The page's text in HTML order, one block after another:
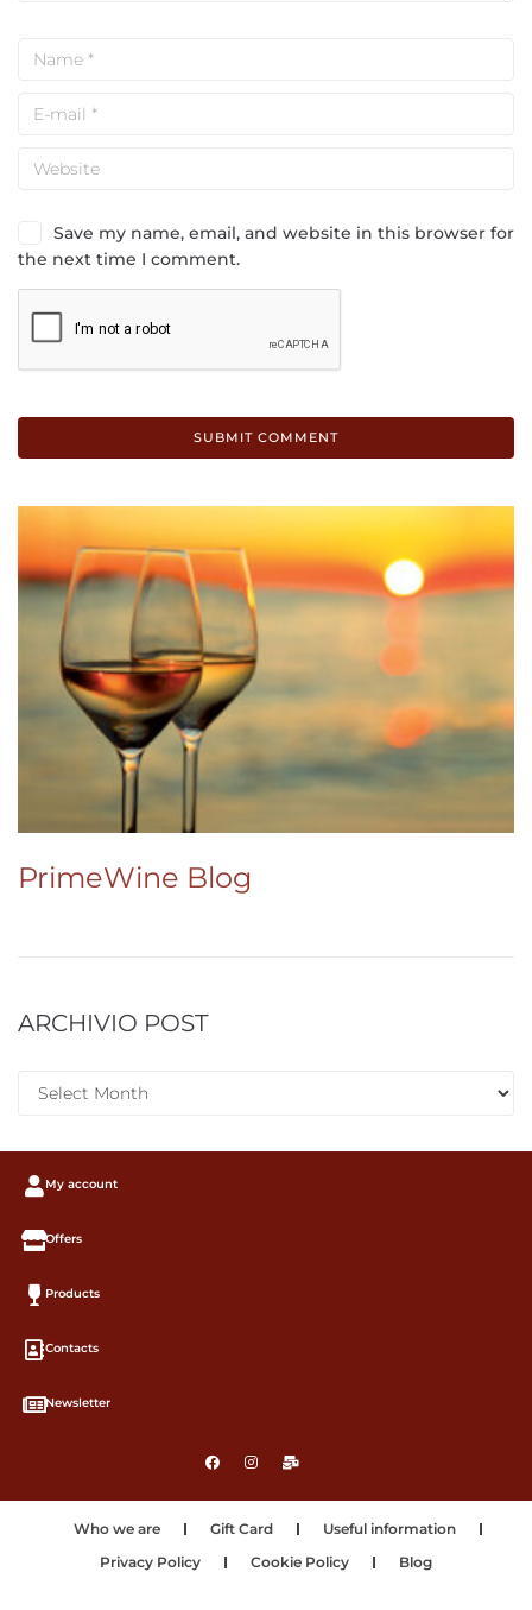
Save my name, email, and website in this browser for
the next time I comment.
PrimeWine Blog
ARCHIVIO POST
My account
Offers
Products
Contacts
Newsletter
Who we are Gift Card
Useful information
Privacy Policy
Cookie Policy Blog